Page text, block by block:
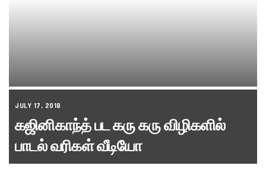
JULY 17, 2018
கஜினிகாந்த் பட கரு கரு விழிகளில்
பாடல் வரிகள் வீடியோ